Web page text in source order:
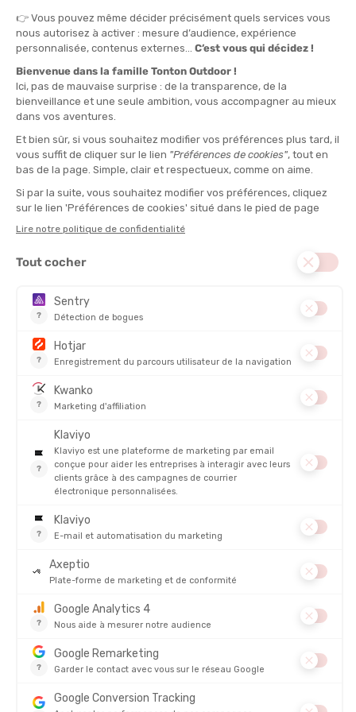
QUANTITÉ
>> CLICK & COLLECT -Voir les stocks magasin
Expédié en 24h
Dès 30 € d'achat
CASHBACK
Gagnez 1,25 € avec cet
achat !
USAGE :Apprentissage
DESCRIPTION DU PRODUIT : PULL-BUOY
PRODUITS SIMILAIRES
ZEROD
PULL BUOY SWIMRUN EXTRA BOOST
NOIR
45,00 € 35,00
AVIS